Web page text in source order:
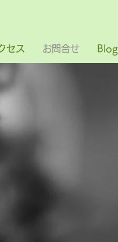
セス お問合せ Blog